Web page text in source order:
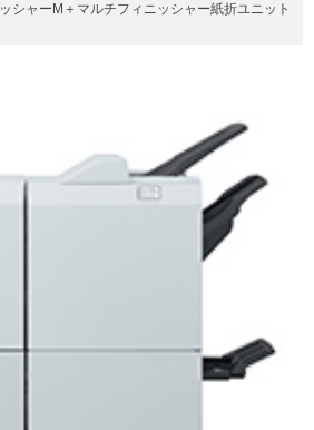
シャーM＋マルチフィニッシャー紙折ユニット